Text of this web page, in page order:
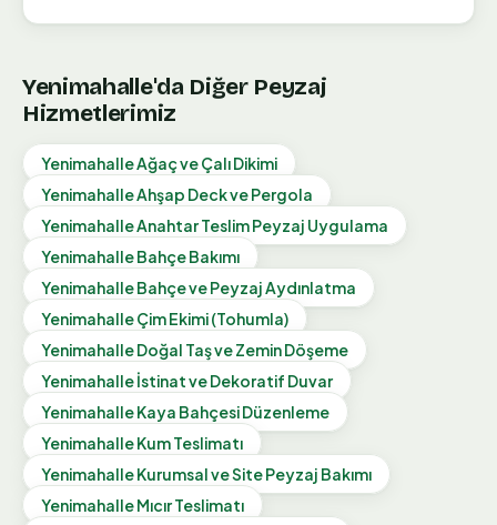
Yenimahalle'da Diğer Peyzaj
Hizmetlerimiz
YenimahalleAğaç ve Çalı Dikimi
YenimahalleAhşap Deck ve Pergola
YenimahalleAnahtar Teslim Peyzaj Uygulama
YenimahalleBahçe Bakımı
YenimahalleBahçe ve Peyzaj Aydınlatma
YenimahalleÇim Ekimi (Tohumla)
YenimahalleDoğal Taş ve Zemin Döşeme
Yenimahalleİstinat ve Dekoratif Duvar
YenimahalleKaya Bahçesi Düzenleme
YenimahalleKum Teslimatı
YenimahalleKurumsal ve Site Peyzaj Bakımı
YenimahalleMıcır Teslimatı